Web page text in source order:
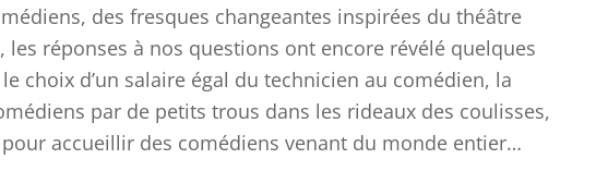
des fresques changeantes inspirées du théâtre
les réponses à nos questions ont encore révélé quelques
choix d’un salaire égal du technicien au comédien, la
par de petits trous dans les rideaux des coulisses,
accueillir des comédiens venant du monde entier…